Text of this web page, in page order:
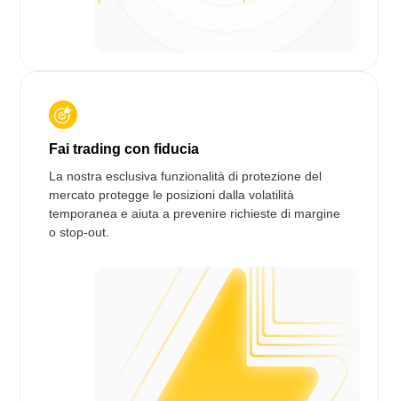
Fai trading con fiducia
La nostra esclusiva funzionalità di protezione del
mercato protegge le posizioni dalla volatilità
temporanea e aiuta a prevenire richieste di margine
o stop-out.